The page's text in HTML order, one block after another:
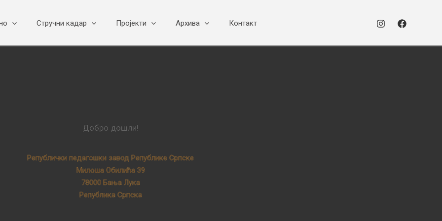
Стручни кадар Пројекти Архива Контакт
Добро дошли!
Републички педагошки завод Републике Српске
Милоша Обилића 39
78000 Бања Лука
Република Српска